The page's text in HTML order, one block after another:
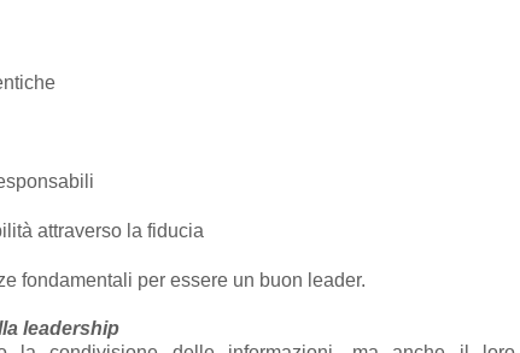
attraverso la fiducia
fondamentali per essere un buon leader.
leadership